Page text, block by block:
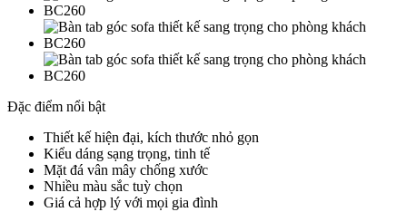
Đặc điểm nổi bật
Thiết kế hiện đại, kích thước nhỏ gọn
Kiểu dáng sạng trọng, tinh tế
Mặt đá vân mây chống xước
Nhiều màu sắc tuỳ chọn
Giá cả hợp lý với mọi gia đình